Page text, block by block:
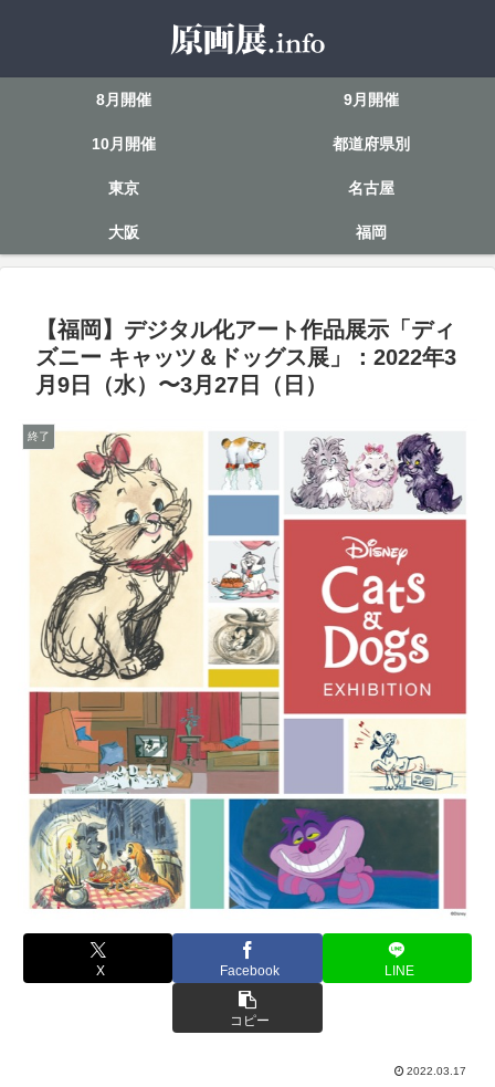
8月開催 9月開催
10月開催 都道府県別
東京 名古屋
大阪 福岡
【福岡】デジタル化アート作品展示「ディ
ズニー キャッツ＆ドッグス展」：2022年3
月9日（水）〜3月27日（日）
終了
X Facebook LINE
コピー
2022.03.17